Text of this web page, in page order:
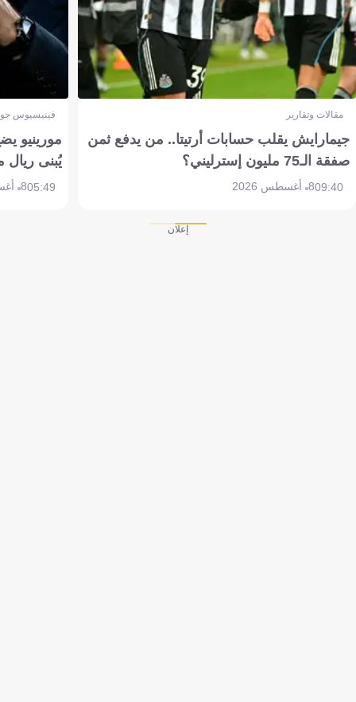
مقالات وتقارير
جيمارايش يقلب حسابات أرتيتا.. من يدفع ثمن
صفقة الـ75 مليون إسترليني؟
09:408 أغسطس 2026
فينيسيوس
مورينيو
يُبنى ريال
05:498 أغسطس 2026
إعلان